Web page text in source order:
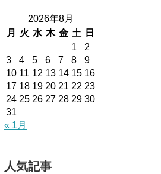
2026年8月
月
火 水 木 金 土
日
1
2
3
4 5 6 7 8
9
10 11 12 13 14 15 16
17 18 19 20 21 22 23
24 25 26 27 28 29 30
31
« 1月
人気記事